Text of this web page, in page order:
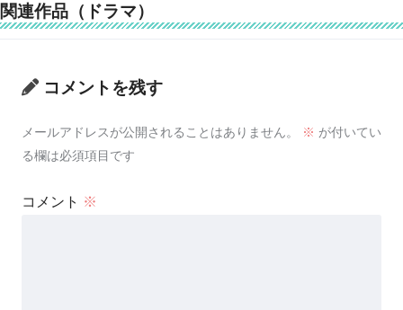
関連作品（ドラマ）
コメントを残す
メールアドレスが公開されることはありません。 ※ が付いてい
る欄は必須項目です
コメント ※